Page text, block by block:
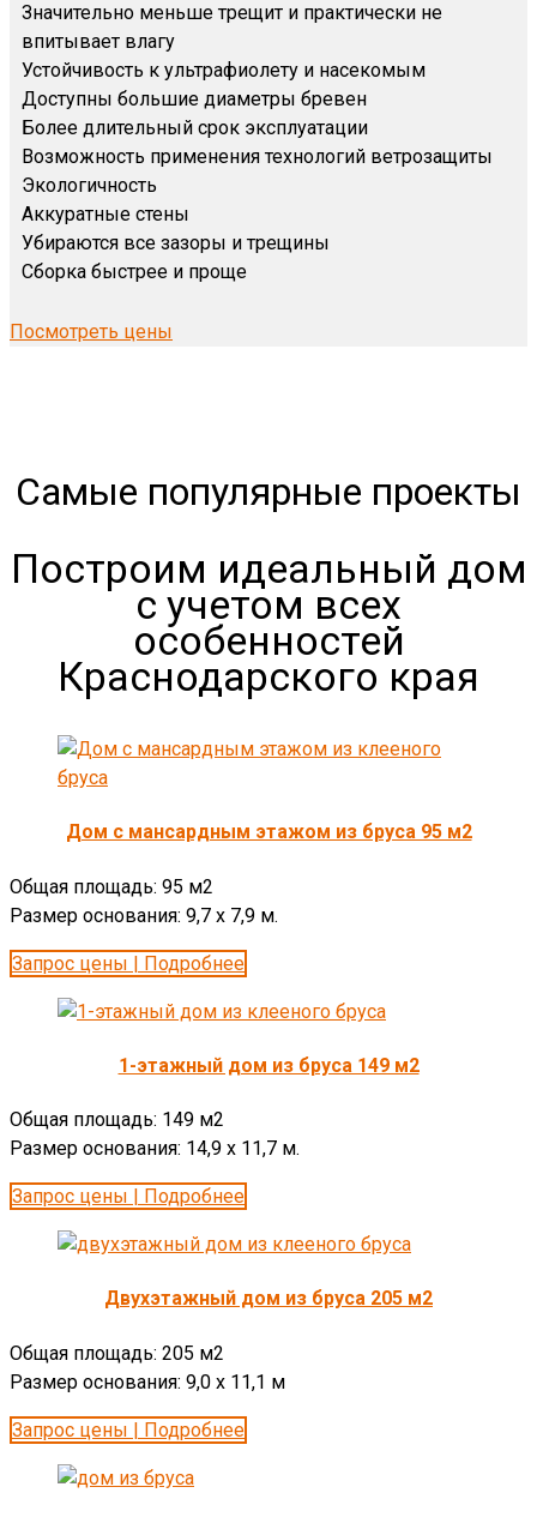
Значительно меньше трещит и практически не
впитывает влагу
Устойчивость к ультрафиолету и насекомым
Доступны большие диаметры бревен
Более длительный срок эксплуатации
Возможность применения технологий ветрозащиты
Экологичность
Аккуратные стены
Убираются все зазоры и трещины
Сборка быстрее и проще
Посмотреть цены
Самые популярные проекты
Построим идеальный дом
с учетом всех
особенностей
Краснодарского края
Дом с мансардным этажом из бруса 95 м2
Общая площадь: 95 м2
Размер основания: 9,7 х 7,9 м.
Запрос цены | Подробнее
1-этажный дом из бруса 149 м2
Общая площадь: 149 м2
Размер основания: 14,9 х 11,7 м.
Запрос цены | Подробнее
Двухэтажный дом из бруса 205 м2
Общая площадь: 205 м2
Размер основания: 9,0 х 11,1 м
Запрос цены | Подробнее